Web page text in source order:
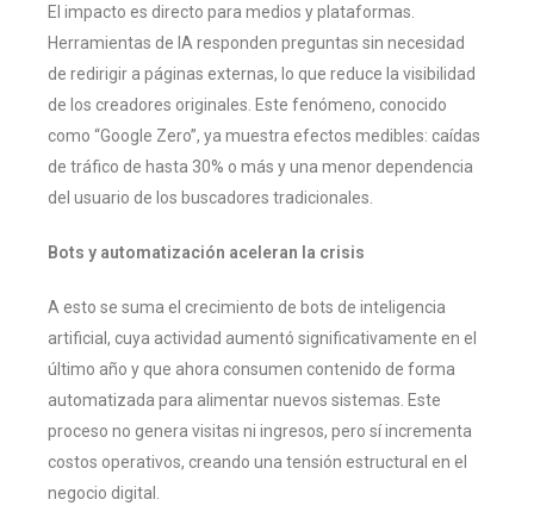
El impacto es directo para medios y plataformas.
Herramientas de IA responden preguntas sin necesidad
de redirigir a páginas externas, lo que reduce la visibilidad
de los creadores originales. Este fenómeno, conocido
como “Google Zero”, ya muestra efectos medibles: caídas
de tráfico de hasta 30% o más y una menor dependencia
del usuario de los buscadores tradicionales.
Bots y automatización aceleran la crisis
A esto se suma el crecimiento de bots de inteligencia
artificial, cuya actividad aumentó significativamente en el
último año y que ahora consumen contenido de forma
automatizada para alimentar nuevos sistemas. Este
proceso no genera visitas ni ingresos, pero sí incrementa
costos operativos, creando una tensión estructural en el
negocio digital.